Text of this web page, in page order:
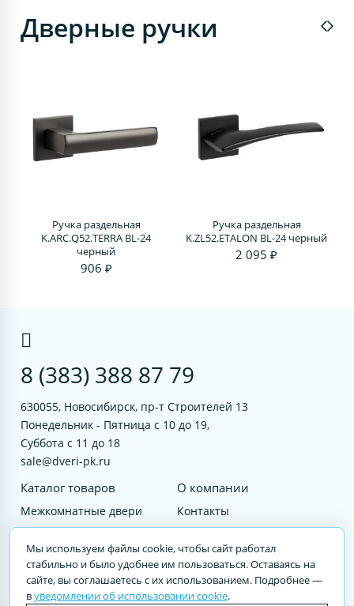
Дверные ручки
Ручка раздельная
K.ARC.Q52.TERRA BL-24
черный
906 ₽
Ручка раздельная
K.ZL52.ETALON BL-24 черный
2 095 ₽
8 (383) 388 87 79
630055, Новосибирск, пр-т Строителей 13
Понедельник - Пятница с 10 до 19,
Суббота с 11 до 18
sale@dveri-pk.ru
Каталог товаров
Межкомнатные двери
Входные двери
Услуги
О компании
Контакты
Мы используем файлы cookie, чтобы сайт работал
стабильно и было удобнее им пользоваться. Оставаясь на
сайте, вы соглашаетесь с их использованием. Подробнее —
вуведомлении об использовании cookie.